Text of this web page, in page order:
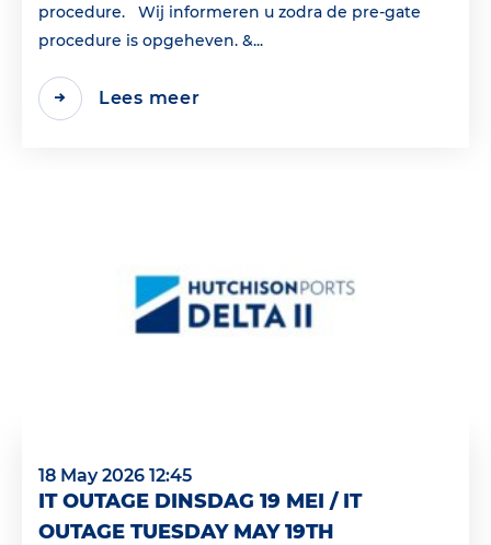
procedure. Wij informeren u zodra de pre-gate
procedure is opgeheven. &...
Lees meer
18 May 2026 12:45
IT OUTAGE DINSDAG 19 MEI / IT
OUTAGE TUESDAY MAY 19TH